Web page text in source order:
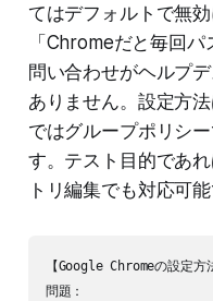
てはデフォルトで無
「Chromeだと毎回
問い合わせがヘルプ
ありません。設定方
ではグループポリシ
す。テスト目的であ
トリ編集でも対応可能
【Google Chromeの設定方
問題：